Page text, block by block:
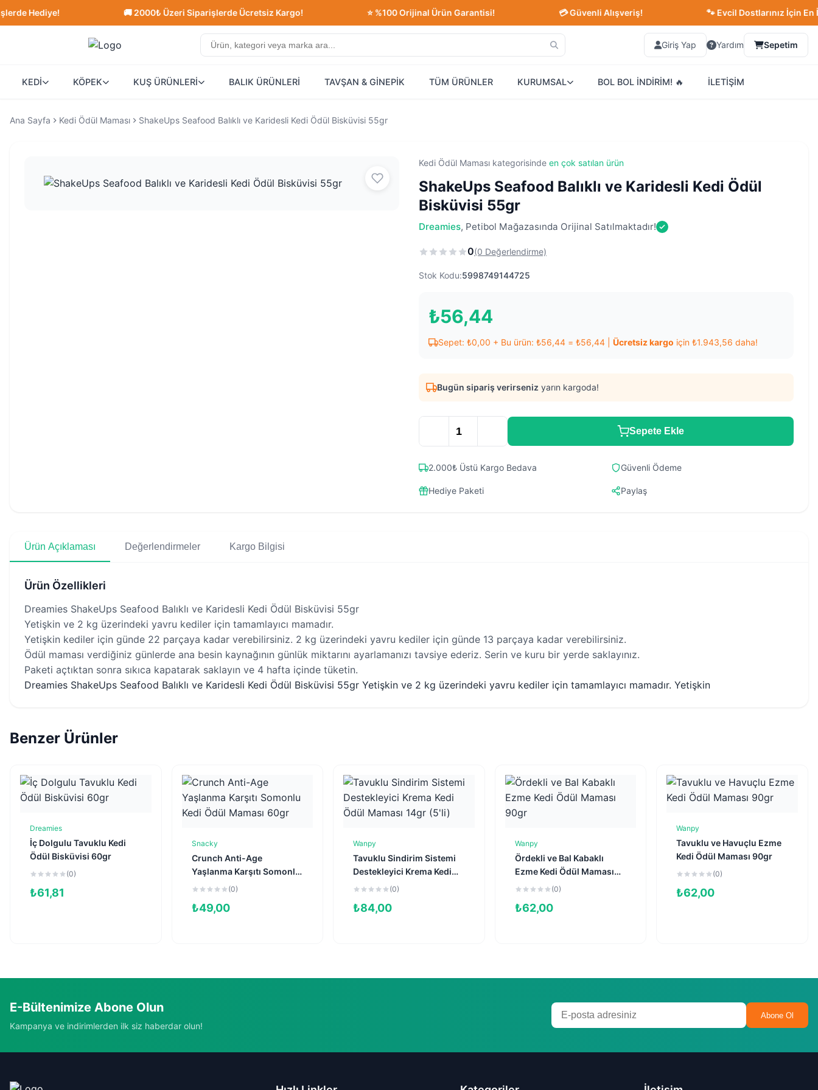
🚚 2000₺ Üzeri Siparişlerde Ücretsiz Kargo! ⭐ %100 Orijinal Ürün Garantisi! 💳 Güvenli Alışveriş! 🐾 Evcil Dostlarınız İçin En İyisi!
Giriş Yap Yardım Sepetim
KEDİ KÖPEK KUŞ ÜRÜNLERİ BALIK ÜRÜNLERİ TAVŞAN & GİNEPİK TÜM ÜRÜNLER KURUMSAL BOL BOL İNDİRİM! 🔥 İLETİŞİM
Ana Sayfa Kedi Ödül Maması ShakeUps Seafood Balıklı ve Karidesli Kedi Ödül Bisküvisi 55gr
Kedi Ödül Maması kategorisinde en çok satılan ürün
ShakeUps Seafood Balıklı ve Karidesli Kedi Ödül
Bisküvisi 55gr
Dreamies, Petibol Mağazasında Orijinal Satılmaktadır!
0(0 Değerlendirme)
Stok Kodu:5998749144725
₺56,44
Sepet: ₺0,00 + Bu ürün: ₺56,44 = ₺56,44 Ücretsiz kargo için ₺1.943,56 daha!
Bugün sipariş verirseniz yarın kargoda!
Sepete Ekle
2.000₺ Üstü Kargo Bedava Güvenli Ödeme
Hediye Paketi Paylaş
Ürün Açıklaması Değerlendirmeler Kargo Bilgisi
Ürün Özellikleri
Dreamies ShakeUps Seafood Balıklı ve Karidesli Kedi Ödül Bisküvisi 55gr
Yetişkin ve 2 kg üzerindeki yavru kediler için tamamlayıcı mamadır.
Yetişkin kediler için günde 22 parçaya kadar verebilirsiniz. 2 kg üzerindeki yavru kediler için günde 13 parçaya kadar verebilirsiniz.
Ödül maması verdiğiniz günlerde ana besin kaynağının günlük miktarını ayarlamanızı tavsiye ederiz. Serin ve kuru bir yerde saklayınız.
Paketi açtıktan sonra sıkıca kapatarak saklayın ve 4 hafta içinde tüketin.
Dreamies ShakeUps Seafood Balıklı ve Karidesli Kedi Ödül Bisküvisi 55gr Yetişkin ve 2 kg üzerindeki yavru kediler için tamamlayıcı mamadır. Yetişkin
Benzer Ürünler
Dreamies
İç Dolgulu Tavuklu Kedi
Ödül Bisküvisi 60gr
(0)
₺61,81
Snacky
Crunch Anti-Age
Yaşlanma Karşıtı Somonlu
Kedi Ödül Maması 60gr
(0)
₺49,00
Wanpy
Tavuklu Sindirim Sistemi
Destekleyici Krema Kedi
Ödül Maması 14gr (5'li)
(0)
₺84,00
Wanpy
Ördekli ve Bal Kabaklı
Ezme Kedi Ödül Maması
90gr
(0)
₺62,00
Wanpy
Tavuklu ve Havuçlu Ezme
Kedi Ödül Maması 90gr
(0)
₺62,00
E-Bültenimize Abone Olun
Kampanya ve indirimlerden ilk siz haberdar olun!
Abone Ol